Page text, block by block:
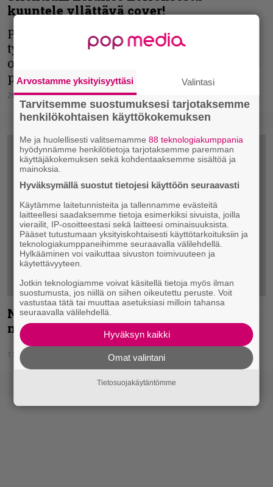
kuuntele yllättävä cover!
Pitkän linjan tunnelmametallistit
työstävät uutta levyä. Sitä ennen tarjolla
olisi lainakappaleen verran kotimaista
popfolkia.
29.05.2019 Aki Nuopponen
Nightwish saa tukea myös kotimaisilta
nimiltä ennen tauolle jäämistään
11.05.2016
Arvostamme yksityisyyttäsi Valintasi
Tarvitsemme suostumuksesi tarjotaksemme
henkilökohtaisen käyttökokemuksen
Me ja huolellisesti valitsemamme88 teknologiakumppania
hyödynnämme henkilötietoja tarjotaksemme paremman
käyttäjäkokemuksen sekä kohdentaaksemme sisältöä ja
mainoksia.
Hyväksymällä suostut tietojesi käyttöön seuraavasti
Käytämme laitetunnisteita ja tallennamme evästeitä
laitteellesi saadaksemme tietoja esimerkiksi sivuista, joilla
vierailit, IP-osoitteestasi sekä laitteesi ominaisuuksista.
Pääset tutustumaan yksityiskohtaisesti käyttötarkoituksiin ja
teknologiakumppaneihimme seuraavalla välilehdellä.
Hylkääminen voi vaikuttaa sivuston toimivuuteen ja
käytettävyyteen.
Jotkin teknologiamme voivat käsitellä tietoja myös ilman
suostumusta, jos niillä on siihen oikeutettu peruste. Voit
vastustaa tätä tai muuttaa asetuksiasi milloin tahansa
seuraavalla välilehdellä.
Hyväksyn kaikki
Omat valintani
Tietosuojakäytäntömme